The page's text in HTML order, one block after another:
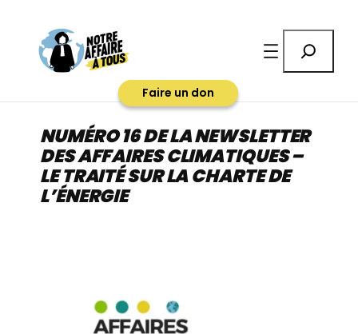
contenu
Faire un don
NUMÉRO 16 DE LA NEWSLETTER
DES AFFAIRES CLIMATIQUES –
LE TRAITÉ SUR LA CHARTE DE
L’ÉNERGIE